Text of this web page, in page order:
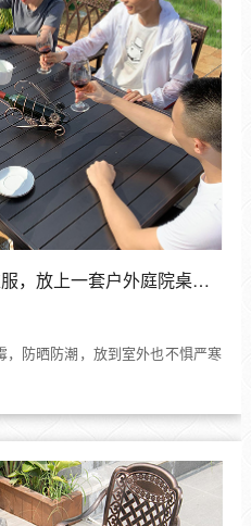
你的庭院阳台不止是晾晒衣服，放上一套户外庭院桌椅休闲家具，开启户外新生活
防晒防潮，放到室外也不惧严寒